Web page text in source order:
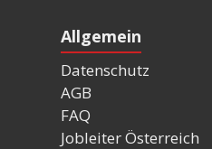
Allgemein
Datenschutz
AGB
FAQ
Jobleiter Österreich